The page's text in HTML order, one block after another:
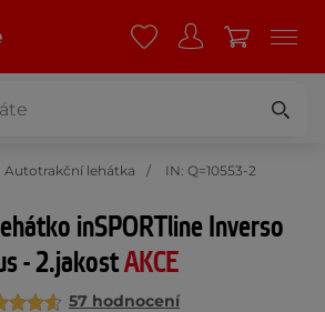
Autotrakční lehátka IN: Q=10553-2
inSPORTline Inverso
- 2.jakostAKCE
57 hodnocení